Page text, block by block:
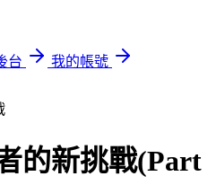
台
我的帳號
的新挑戰(Part